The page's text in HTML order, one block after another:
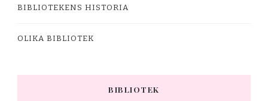
BIBLIOTEKENS HISTORIA
OLIKA BIBLIOTEK
BIBLIOTEK